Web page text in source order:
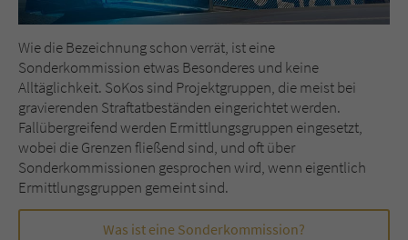
Wie die Bezeichnung schon verrät, ist eine
Sonderkommission etwas Besonderes und keine
Alltäglichkeit. SoKos sind Projektgruppen, die meist bei
gravierenden Straftatbeständen eingerichtet werden.
Fallübergreifend werden Ermittlungsgruppen eingesetzt,
wobei die Grenzen fließend sind, und oft über
Sonderkommissionen gesprochen wird, wenn eigentlich
Ermittlungsgruppen gemeint sind.
Was ist eine Sonderkommission?